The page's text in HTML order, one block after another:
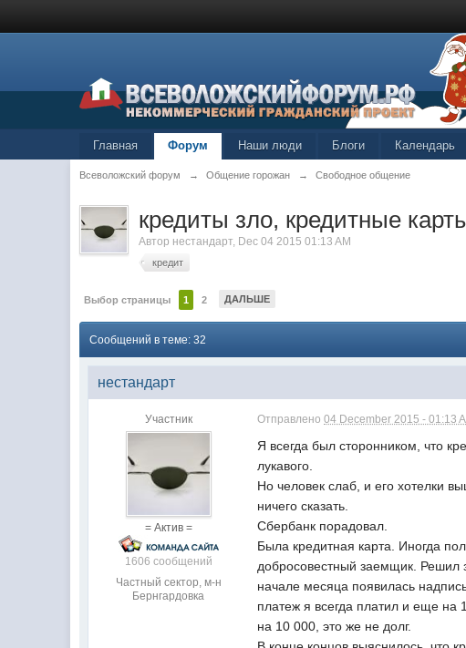
Главная Форум Наши люди Блоги Календарь
Всеволожский форум → Общение горожан → Свободное общение
кредиты зло, кредитные
Автор нестандарт, Dec 04 2015 01:13 AM
кредит
Выбор страницы 1 2 ДАЛЬШЕ
Сообщений в теме: 32
нестандарт
Участник
= Актив =
1606 сообщений
Частный сектор, м-н
Бернгардовка
Отправлено04 December 2015 - 01:13
Я всегда был сторонником, что
лукавого.
Но человек слаб, и его хотелки
ничего сказать.
Сбербанк порадовал.
Была кредитная карта. Иногда
добросовестный заемщик. Решил
начале месяца появилась
платеж я всегда платил и еще на
на 10 000, это же не долг.